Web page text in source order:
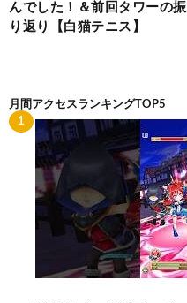
んでした！＆前回タワーの振
り返り【白猫テニス】
月間アクセスランキングTOP5